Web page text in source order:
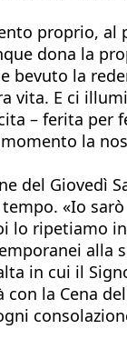
proprio,
dona la
bevuto la
E ci
– ferita
la
Giovedì
«Io
lo
in cui il
la Cena